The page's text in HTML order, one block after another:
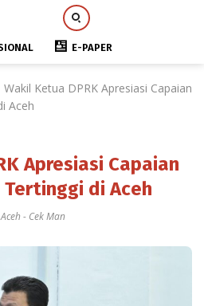
E-PAPER
Wakil Ketua DPRK Apresiasi Capaian
Aceh
Apresiasi Capaian
Tertinggi di Aceh
- Cek Man